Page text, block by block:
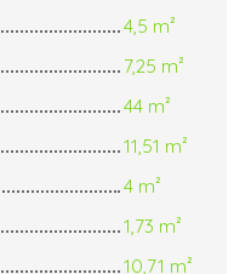
4,5 m²
7,25 m²
44 m²
11,51 m²
4 m²
1,73 m²
10,71 m²